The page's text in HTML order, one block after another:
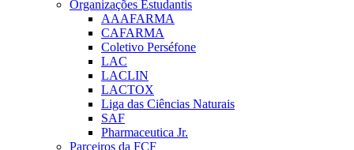
Organizações Estudantis
AAAFARMA
CAFARMA
Coletivo Perséfone
LAC
LACLIN
LACTOX
Liga das Ciências Naturais
SAF
Pharmaceutica Jr.
Parceiros da FCF